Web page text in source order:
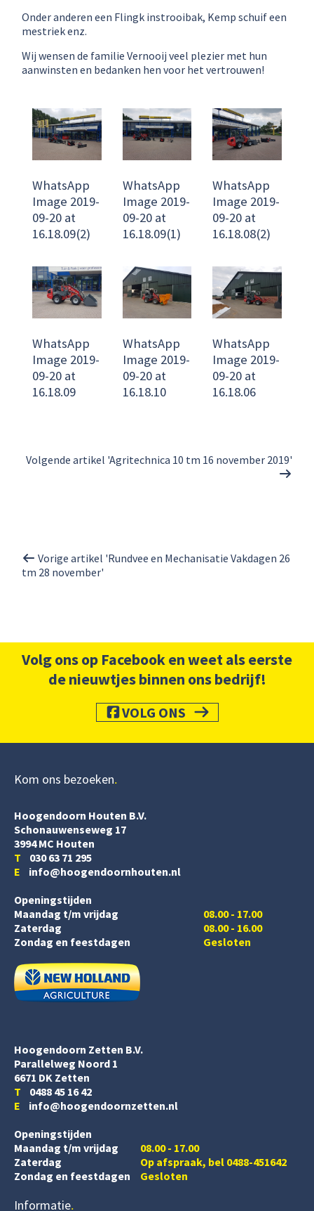
Onder anderen een Flingk instrooibak, Kemp schuif een
mestriek enz.
Wij wensen de familie Vernooij veel plezier met hun
aanwinsten en bedanken hen voor het vertrouwen!
WhatsApp
Image 2019-
09-20 at
16.18.09(2)
WhatsApp
Image 2019-
09-20 at
16.18.09(1)
WhatsApp
Image 2019-
09-20 at
16.18.08(2)
WhatsApp
Image 2019-
09-20 at
16.18.09
WhatsApp
Image 2019-
09-20 at
16.18.10
WhatsApp
Image 2019-
09-20 at
16.18.06
Volgende artikel 'Agritechnica 10 tm 16 november 2019'
Vorige artikel 'Rundvee en Mechanisatie Vakdagen 26
tm 28 november'
Volg ons op Facebook en weet als eerste
de nieuwtjes binnen ons bedrijf!
VOLG ONS
Kom ons bezoeken
Hoogendoorn Houten B.V.
Schonauwenseweg 17
3994 MC Houten
T 030 63 71 295
E info@hoogendoornhouten.nl
Openingstijden
Maandag t/m vrijdag
Zaterdag
08.00 - 17.00
08.00 - 16.00
Zondag en feestdagen
Gesloten
Hoogendoorn Zetten B.V.
Parallelweg Noord 1
6671 DK Zetten
T 0488 45 16 42
E info@hoogendoornzetten.nl
Openingstijden
Maandag t/m vrijdag
08.00 - 17.00
Zaterdag
Op afspraak, bel 0488-451642
Zondag en feestdagen
Gesloten
Informatie